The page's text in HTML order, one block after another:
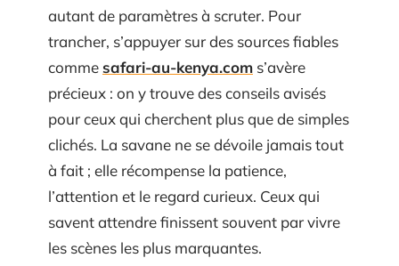
autant de paramètres à scruter. Pour
trancher, s’appuyer sur des sources fiables
commesafari-au-kenya.com s’avère
précieux : on y trouve des conseils avisés
pour ceux qui cherchent plus que de simples
clichés. La savane ne se dévoile jamais tout
à fait ; elle récompense la patience,
l’attention et le regard curieux. Ceux qui
savent attendre finissent souvent par vivre
les scènes les plus marquantes.